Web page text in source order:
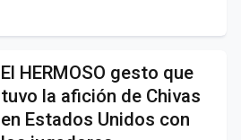
El HERMOSO gesto que
tuvo la afición de Chivas
en Estados Unidos con